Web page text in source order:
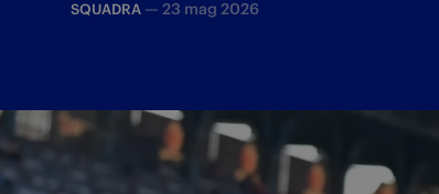
SQUADRA — 23 mag 2026
Le parole del tecnico nerazzurro